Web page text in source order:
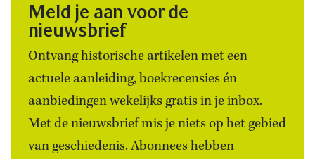
Meld je aan voor de
nieuwsbrief
Ontvang historische artikelen met een
actuele aanleiding, boekrecensies én
aanbiedingen wekelijks gratis in je inbox.
Met de nieuwsbrief mis je niets op het gebied
van geschiedenis. Abonnees hebben